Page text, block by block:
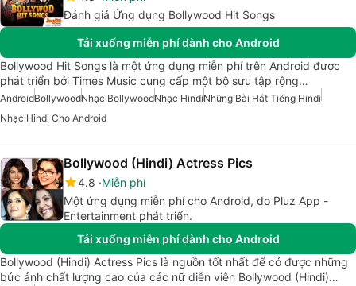
Đánh giá Ứng dụng Bollywood Hit Songs
Tải xuống miễn phí dành cho Android
Bollywood Hit Songs là một ứng dụng miễn phí trên Android được
phát triển bởi Times Music cung cấp một bộ sưu tập rộng…
AndroidBollywoodNhạc BollywoodNhạc HindiNhững Bài Hát Tiếng Hindi
Nhạc Hindi Cho Android
Bollywood (Hindi) Actress Pics
4.8 Miễn phí
Một ứng dụng miễn phí cho Android, do Pluz App -
Entertainment phát triển.
Tải xuống miễn phí dành cho Android
Bollywood (Hindi) Actress Pics là nguồn tốt nhất để có được những
bức ảnh chất lượng cao của các nữ diễn viên Bollywood (Hindi)…